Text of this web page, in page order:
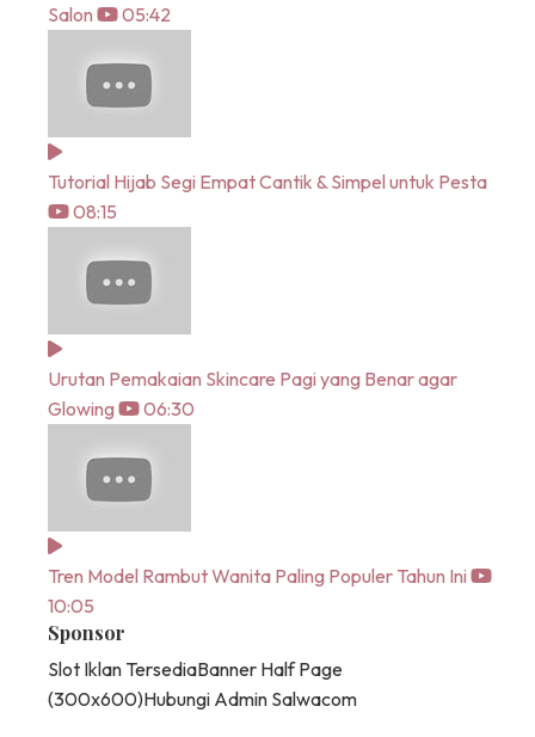
Salon
05:42
Tutorial Hijab Segi Empat Cantik & Simpel untuk Pesta
08:15
Urutan Pemakaian Skincare Pagi yang Benar agar
Glowing
06:30
Tren Model Rambut Wanita Paling Populer Tahun Ini
10:05
Sponsor
Slot Iklan TersediaBanner Half Page
(300x600)Hubungi Admin Salwacom